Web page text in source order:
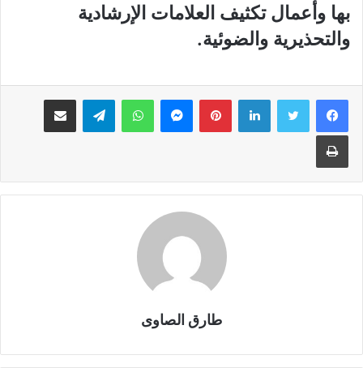
بها وأعمال تكثيف العلامات الإرشادية
والتحذيرية والضوئية.
لينكدإن بينتيريستماسنجر واتساب تيلقرام مشاركة عبر البريد
طباعة
طارق الصاوى